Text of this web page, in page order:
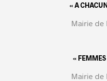
« A
Mairie de
« FEMMES
Mairie de